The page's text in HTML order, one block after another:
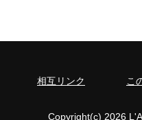
相互リンク こ
Copyright(c) 2026